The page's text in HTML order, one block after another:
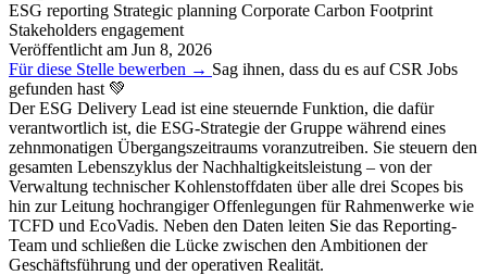
ESG reporting Strategic planning Corporate Carbon Footprint
Stakeholders engagement
Veröffentlicht am Jun 8, 2026
Für diese Stelle bewerben → Sag ihnen, dass du es auf CSR Jobs
gefunden hast 💚
Der ESG Delivery Lead ist eine steuernde Funktion, die dafür
verantwortlich ist, die ESG-Strategie der Gruppe während eines
zehnmonatigen Übergangszeitraums voranzutreiben. Sie steuern den
gesamten Lebenszyklus der Nachhaltigkeitsleistung – von der
Verwaltung technischer Kohlenstoffdaten über alle drei Scopes bis
hin zur Leitung hochrangiger Offenlegungen für Rahmenwerke wie
TCFD und EcoVadis. Neben den Daten leiten Sie das Reporting-
Team und schließen die Lücke zwischen den Ambitionen der
Geschäftsführung und der operativen Realität.